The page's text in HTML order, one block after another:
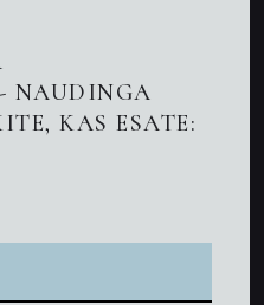
NAUDINGA
KAS ESATE: